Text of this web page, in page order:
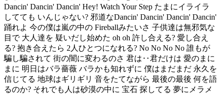
Dancin' Dancin' Dancin' Hey! Watch Your Step たまにイライラ
してても いんじゃない? 邪道なDancin' Dancin' Dancin' Dancin'
踊れよ 今の僕は嵐の中の Fireballみたいさ 子供達は無邪気な
目で 大人達を 疑いだし始めた oh oh 許し合える? 愛し合え
る? 抱き合えたら 2人ひとつになれる? No No No No 誰もが
騙し騙されて 街の闇に変わるのさ 君は‥君だけは 愛のまに
まに 明日はバラ薔薇 バラかも知れずに 僕はまだまだ 永久を
信じてる 地球はギリギリ 音をたてながら 最後の最後 何を語
るのか? それでも人は砂漠の中に 宝石 探してる 夢にメラメ